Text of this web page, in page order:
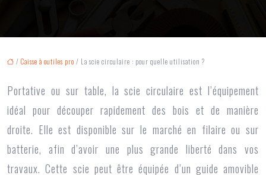
/ Caisse à outiles pro / La scie circulaire : pour quelle utilisation ?
Portative ou sur table, la scie circulaire est l’équipement
idéal pour découper rapidement des bois et de manière
droite. Elle est disponible sur le marché en filaire ou sur
batterie, afin d’avoir une plus grande liberté dans vos
travaux. Cette scie peut être équipée d’un guide amovible